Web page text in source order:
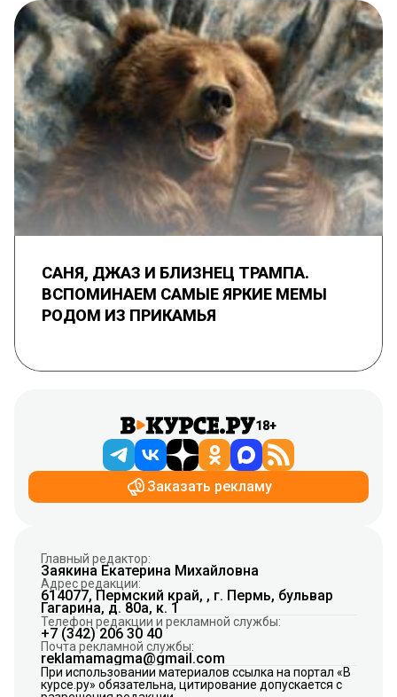
САНЯ, ДЖАЗ И БЛИЗНЕЦ ТРАМПА.
ВСПОМИНАЕМ САМЫЕ ЯРКИЕ МЕМЫ
РОДОМ ИЗ ПРИКАМЬЯ
18+
Заказать рекламу
Главный редактор:
Заякина Екатерина Михайловна
Адрес редакции:
614077, Пермский край, , г. Пермь, бульвар
Гагарина, д. 80а, к. 1
Телефон редакции и рекламной службы:
+7 (342) 206 30 40
Почта рекламной службы:
reklamamagma@gmail.com
При использовании материалов ссылка на портал «В
курсе.ру» обязательна, цитирование допускается с